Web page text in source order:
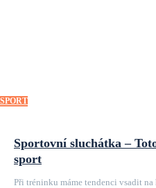
SPORT
Sportovní sluchátka –
sport
Při tréninku máme tendenci vsadit